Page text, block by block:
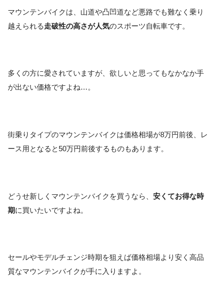
マウンテンバイクは、山道や凸凹道など悪路でも難なく乗り
越えられる走破性の高さが人気のスポーツ自転車です。
多くの方に愛されていますが、欲しいと思ってもなかなか手
が出ない価格ですよね…。
街乗りタイプのマウンテンバイクは価格相場が8万円前後、レ
ース用となると50万円前後するものもあります。
どうせ新しくマウンテンバイクを買うなら、 安くてお得な時
期に買いたいですよね。
セールやモデルチェンジ時期を狙えば価格相場より安く高品
質なマウンテンバイクが手に入りますよ。